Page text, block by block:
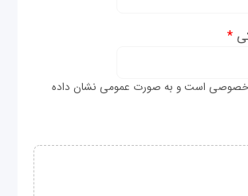
*
خصوصی است و به صورت عمومی نشان داده